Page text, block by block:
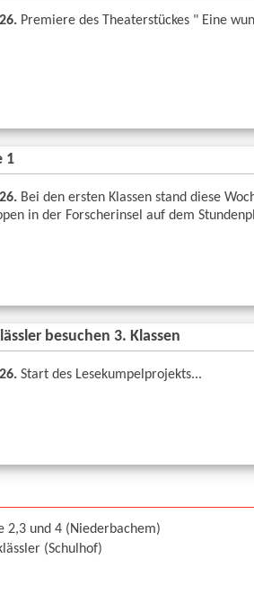
Premiere des Theaterstückes " Eine
1
Bei den ersten Klassen stand diese
in der Forscherinsel auf dem
besuchen 3. Klassen
Start des Lesekumpelprojekts...
2,3 und 4 (Niederbachem)
(Schulhof)